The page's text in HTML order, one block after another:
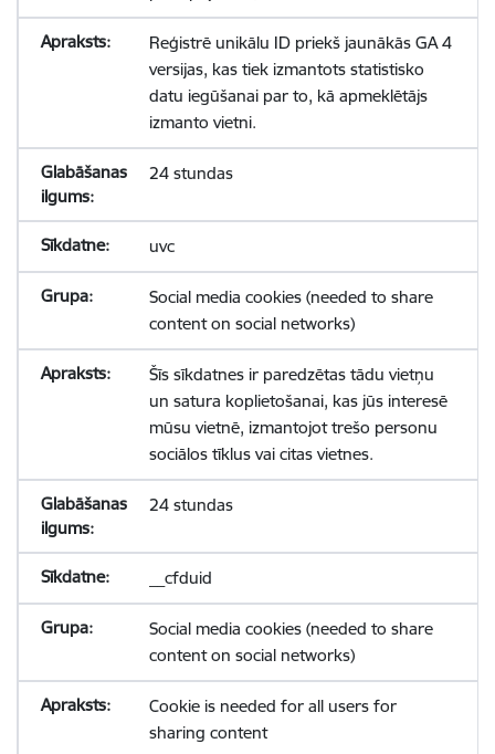
Reģistrē unikālu ID priekš jaunākās GA 4
versijas, kas tiek izmantots statistisko
datu iegūšanai par to, kā apmeklētājs
izmanto vietni.
24 stundas
uvc
Social media cookies (needed to share
content on social networks)
Šīs sīkdatnes ir paredzētas tādu vietņu
un satura koplietošanai, kas jūs interesē
mūsu vietnē, izmantojot trešo personu
sociālos tīklus vai citas vietnes.
24 stundas
__cfduid
Social media cookies (needed to share
content on social networks)
Cookie is needed for all users for
sharing content